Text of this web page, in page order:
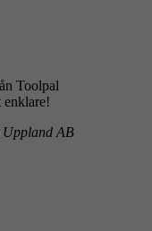
Toolpal
enklare!
AB